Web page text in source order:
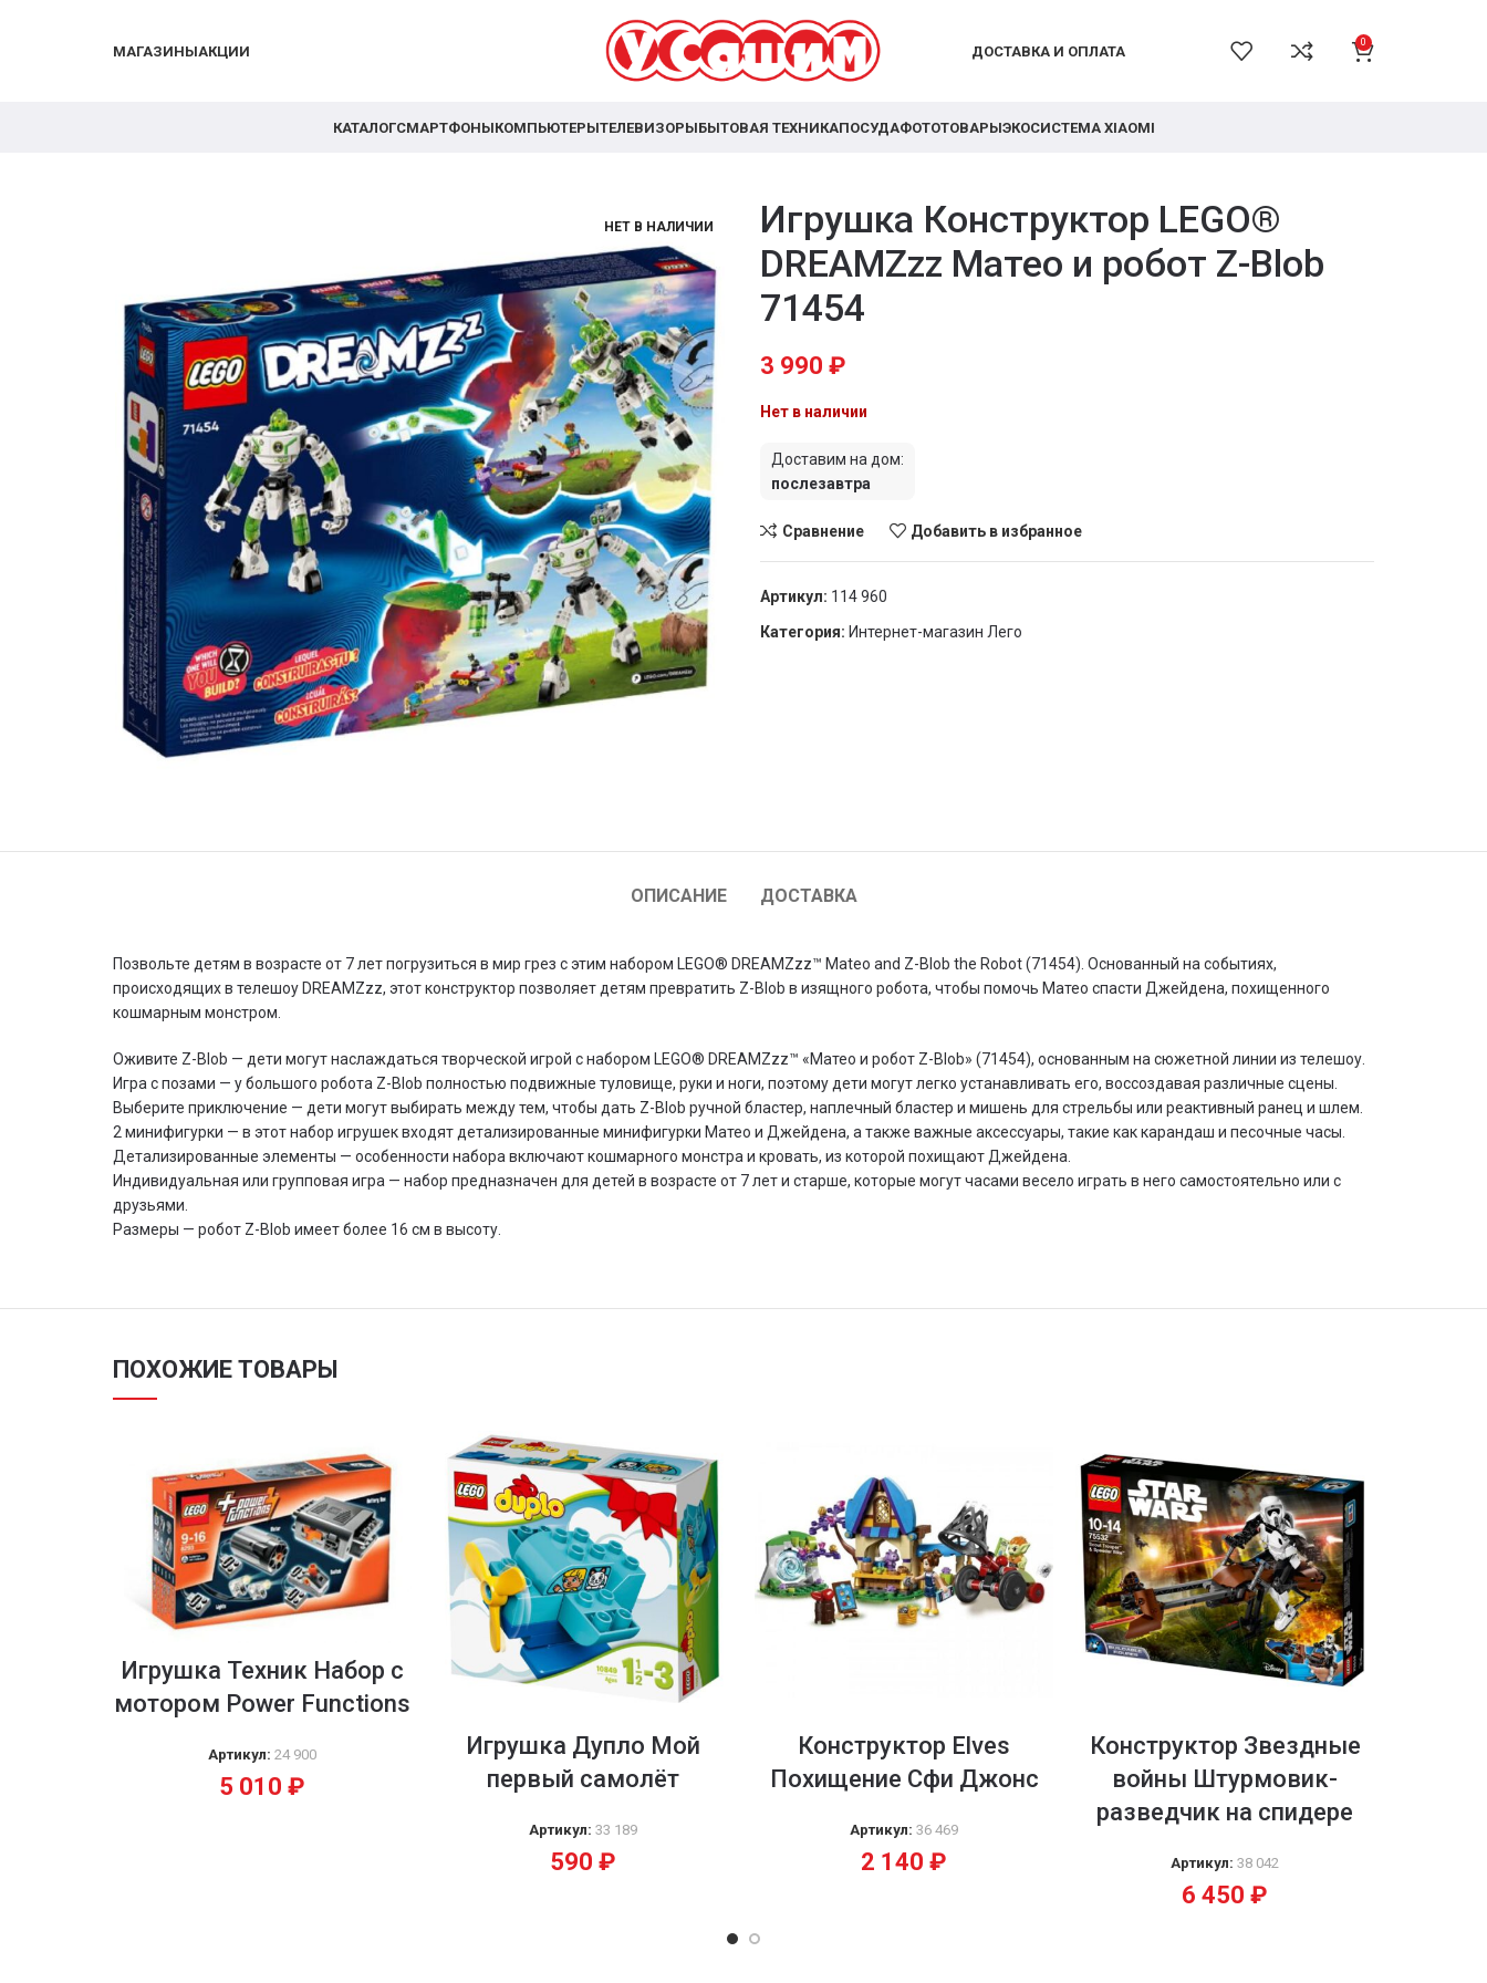
МАГАЗИНЫАКЦИИ ДОСТАВКА И ОПЛАТА
0
КАТАЛОГСМАРТФОНЫКОМПЬЮТЕРЫТЕЛЕВИЗОРЫБЫТОВАЯ ТЕХНИКАПОСУДАФОТОТОВАРЫЭКОСИСТЕМА XIAOMI
НЕТ В НАЛИЧИИ
Игрушка Конструктор LEGO®
DREAMZzz Матео и робот Z-Blob
71454
3 990 ₽
Нет в наличии
Доставим на дом:
послезавтра
Сравнение Добавить в избранное
Артикул: 114 960
Категория: Интернет-магазин Лего
ОПИСАНИЕ ДОСТАВКА
Позвольте детям в возрасте от 7 лет погрузиться в мир грез с этим набором LEGO® DREAMZzz™ Mateo and Z-Blob the Robot (71454). Основанный на событиях,
происходящих в телешоу DREAMZzz, этот конструктор позволяет детям превратить Z-Blob в изящного робота, чтобы помочь Матео спасти Джейдена, похищенного
кошмарным монстром.
Оживите Z-Blob — дети могут наслаждаться творческой игрой с набором LEGO® DREAMZzz™ «Матео и робот Z-Blob» (71454), основанным на сюжетной линии из телешоу.
Игра с позами — у большого робота Z-Blob полностью подвижные туловище, руки и ноги, поэтому дети могут легко устанавливать его, воссоздавая различные сцены.
Выберите приключение — дети могут выбирать между тем, чтобы дать Z-Blob ручной бластер, наплечный бластер и мишень для стрельбы или реактивный ранец и шлем.
2 минифигурки — в этот набор игрушек входят детализированные минифигурки Матео и Джейдена, а также важные аксессуары, такие как карандаш и песочные часы.
Детализированные элементы — особенности набора включают кошмарного монстра и кровать, из которой похищают Джейдена.
Индивидуальная или групповая игра — набор предназначен для детей в возрасте от 7 лет и старше, которые могут часами весело играть в него самостоятельно или с
друзьями.
Размеры — робот Z-Blob имеет более 16 см в высоту.
ПОХОЖИЕ ТОВАРЫ
Игрушка Техник Набор с
мотором Power Functions
Артикул: 24 900
5 010 ₽
Игрушка Дупло Мой
первый самолёт
Артикул: 33 189
590 ₽
Конструктор Elves
Похищение Сфи Джонс
Артикул: 36 469
2 140 ₽
Конструктор Звездные
войны Штурмовик-
разведчик на спидере
Артикул: 38 042
6 450 ₽